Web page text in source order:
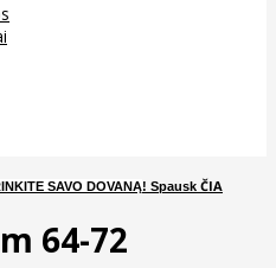
SAVO DOVANĄ! Spausk ČIA
64-72